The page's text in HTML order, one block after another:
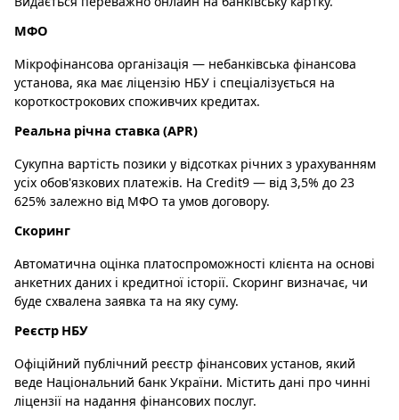
МФО
Мікрофінансова організація — небанківська фінансова
установа, яка має ліцензію НБУ і спеціалізується на
короткострокових споживчих кредитах.
Реальна річна ставка (APR)
Сукупна вартість позики у відсотках річних з урахуванням
усіх обов'язкових платежів. На Credit9 — від 3,5% до 23
625% залежно від МФО та умов договору.
Скоринг
Автоматична оцінка платоспроможності клієнта на основі
анкетних даних і кредитної історії. Скоринг визначає, чи
буде схвалена заявка та на яку суму.
Реєстр НБУ
Офіційний публічний реєстр фінансових установ, який
веде Національний банк України. Містить дані про чинні
ліцензії на надання фінансових послуг.